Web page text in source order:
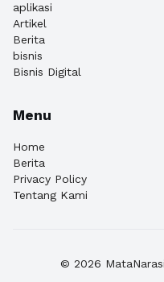
aplikasi
Artikel
Berita
bisnis
Bisnis Digital
Menu
Home
Berita
Privacy Policy
Tentang Kami
© 2026